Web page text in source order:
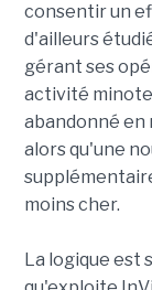
consentir un
d'ailleurs
gérant ses
activité
abandonné en
alors qu'une
moins cher.
La logique est